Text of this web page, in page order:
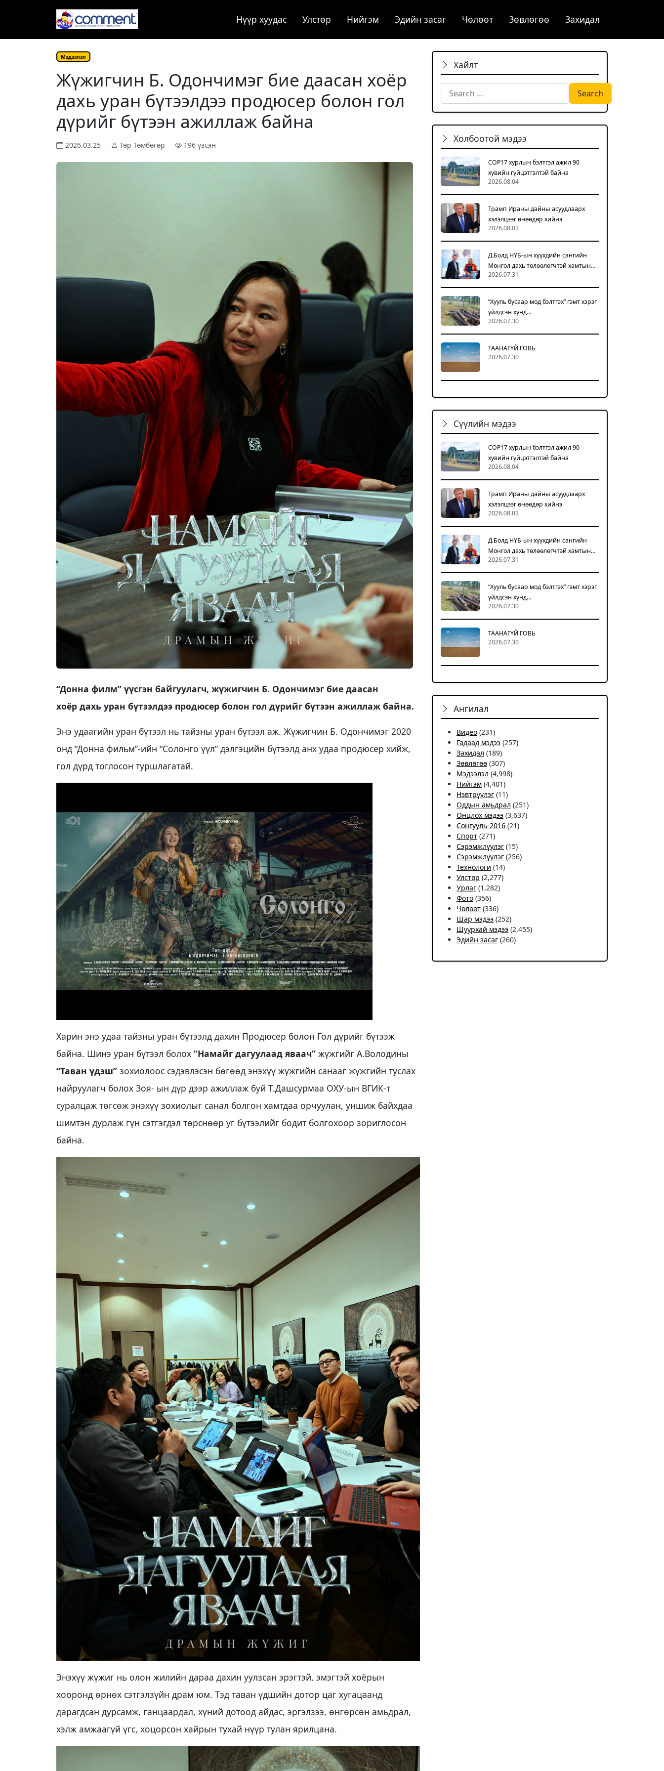
Нүүр хуудас Улстөр Нийгэм Эдийн засаг Чѳлѳѳт Зөвлөгөө Захидал
Мэдээлэл
Жүжигчин Б. Одончимэг бие даасан хоёр
дахь уран бүтээлдээ продюсер болон гол
дүрийг бүтээн ажиллаж байна
2026.03.25 Төр Төмбөгөр 196 үзсэн
“Донна филм” үүсгэн байгуулагч, жүжигчин Б. Одончимэг бие даасан
хоёр дахь уран бүтээлдээ продюсер болон гол дүрийг бүтээн ажиллаж байна.
Энэ удаагийн уран бүтээл нь тайзны уран бүтээл аж. Жүжигчин Б. Одончимэг 2020
онд “Донна фильм”-ийн “Солонго үүл” дэлгэцийн бүтээлд анх удаа продюсер хийж,
гол дүрд тоглосон туршлагатай.
Харин энэ удаа тайзны уран бүтээлд дахин Продюсер болон Гол дүрийг бүтээж
байна. Шинэ уран бүтээл болох “Намайг дагуулаад яваач” жүжгийг А.Володины
“Таван үдэш” зохиолоос сэдэвлэсэн бөгөөд энэхүү жүжгийн санааг жүжгийн туслах
найруулагч болох Зоя- ын дүр дээр ажиллаж буй Т.Дашсурмаа ОХУ-ын ВГИК-т
суралцаж төгсөж энэхүү зохиолыг санал болгон хамтдаа орчуулан, уншиж байхдаа
шимтэн дурлаж гүн сэтгэгдэл төрснөөр уг бүтээлийг бодит болгохоор зориглосон
байна.
Энэхүү жүжиг нь олон жилийн дараа дахин уулзсан эрэгтэй, эмэгтэй хоёрын
хооронд өрнөх сэтгэлзүйн драм юм. Тэд таван үдшийн дотор цаг хугацаанд
дарагдсан дурсамж, ганцаардал, хүний дотоод айдас, эргэлзээ, өнгөрсөн амьдрал,
хэлж амжаагүй үгс, хоцорсон хайрын тухай нүүр тулан ярилцана.
Хайлт
Search for:
Холбоотой мэдээ
COP17 хурлын бэлтгэл ажил 90
хувийн гүйцэтгэлтэй байна
2026.08.04
Трамп Ираны дайны асуудлаарх
хэлэлцээг өнөөдөр хийнэ
2026.08.03
Д.Болд НҮБ-ын хүүхдийн сангийн
Монгол дахь төлөөлөгчтэй хамтын…
2026.07.31
“Хууль бусаар мод бэлтгэх” гэмт хэрэг
үйлдсэн хүнд…
2026.07.30
ТААНАГҮЙ ГОВЬ
2026.07.30
Сүүлийн мэдээ
COP17 хурлын бэлтгэл ажил 90
хувийн гүйцэтгэлтэй байна
2026.08.04
Трамп Ираны дайны асуудлаарх
хэлэлцээг өнөөдөр хийнэ
2026.08.03
Д.Болд НҮБ-ын хүүхдийн сангийн
Монгол дахь төлөөлөгчтэй хамтын…
2026.07.31
“Хууль бусаар мод бэлтгэх” гэмт хэрэг
үйлдсэн хүнд…
2026.07.30
ТААНАГҮЙ ГОВЬ
2026.07.30
Ангилал
Видео (231)
Гадаад мэдээ (257)
Захидал (189)
Зөвлөгөө (307)
Мэдээлэл (4,998)
Нийгэм (4,401)
Нэвтрүүлэг (11)
Оддын амьдрал (251)
Онцлох мэдээ (3,637)
Сонгууль-2016 (21)
Спорт (271)
Сэрэмжлүүлэг (15)
Сэрэмжлүүлэг (256)
Технологи (14)
Улстөр (2,277)
Урлаг (1,282)
Фото (356)
Чѳлѳѳт (336)
Шар мэдээ (252)
Шуурхай мэдээ (2,455)
Эдийн засаг (260)